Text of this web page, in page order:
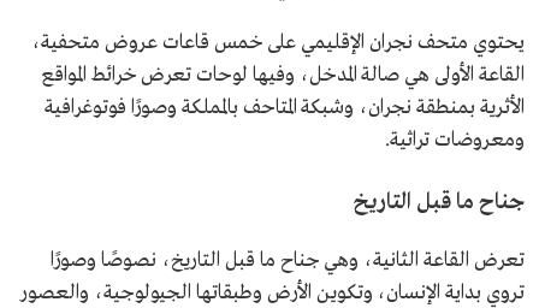
يحتوي متحف نجران الإقليمي على خمس قاعات عروض متحفية،
القاعة الأولى هي صالة المدخل، وفيها لوحات تعرض خرائط المواقع
الأثرية بمنطقة نجران، وشبكة المتاحف بالمملكة وصورًا فوتوغرافية
ومعروضات تراثية.
جناح ما قبل التاريخ
تعرض القاعة الثانية، وهي جناح ما قبل التاريخ، نصوصًا وصورًا
تروي بداية الإنسان، وتكوين الأرض وطبقاتها الجيولوجية، والعصور